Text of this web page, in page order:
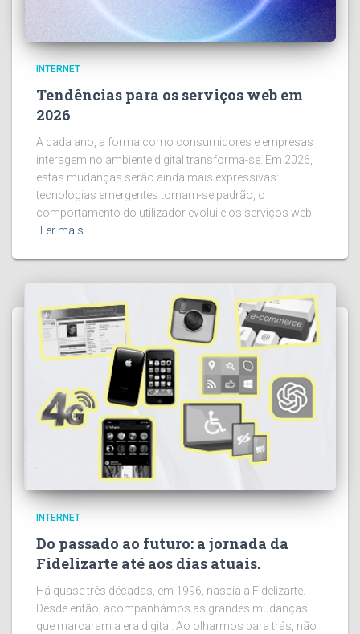
INTERNET
Tendências para os serviços web em
2026
A cada ano, a forma como consumidores e empresas
interagem no ambiente digital transforma-se. Em 2026,
estas mudanças serão ainda mais expressivas:
tecnologias emergentes tornam-se padrão, o
comportamento do utilizador evolui e os serviços web
Ler mais…
INTERNET
Do passado ao futuro: a jornada da
Fidelizarte até aos dias atuais.
Há quase três décadas, em 1996, nascia a Fidelizarte.
Desde então, acompanhámos as grandes mudanças
que marcaram a era digital. Ao olharmos para trás, não